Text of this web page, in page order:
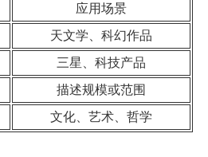
应用场景
天文学、科幻作品
三星、科技产品
描述规模或范围
文化、艺术、哲学